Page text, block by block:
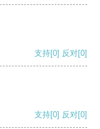
支持[0] 反对[0]
支持[0] 反对[0]